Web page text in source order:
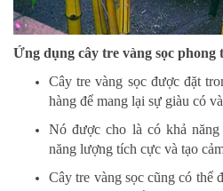
Ứng dụng cây tre vàng sọc phong
Cây tre vàng sọc được đặt
hàng để mang lại sự giàu có
Nó được cho là có khả
năng lượng tích cực và tạo
Cây tre vàng sọc cũng có thể